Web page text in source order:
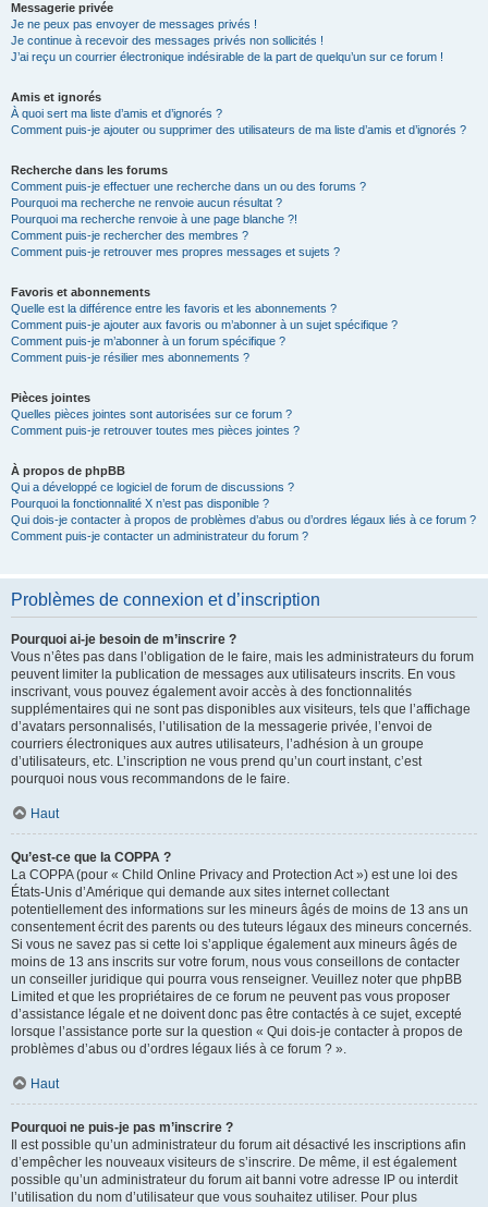
Messagerie privée
Je ne peux pas envoyer de messages privés !
Je continue à recevoir des messages privés non sollicités !
J’ai reçu un courrier électronique indésirable de la part de quelqu’un sur ce forum !
Amis et ignorés
À quoi sert ma liste d’amis et d’ignorés ?
Comment puis-je ajouter ou supprimer des utilisateurs de ma liste d’amis et d’ignorés ?
Recherche dans les forums
Comment puis-je effectuer une recherche dans un ou des forums ?
Pourquoi ma recherche ne renvoie aucun résultat ?
Pourquoi ma recherche renvoie à une page blanche ?!
Comment puis-je rechercher des membres ?
Comment puis-je retrouver mes propres messages et sujets ?
Favoris et abonnements
Quelle est la différence entre les favoris et les abonnements ?
Comment puis-je ajouter aux favoris ou m’abonner à un sujet spécifique ?
Comment puis-je m’abonner à un forum spécifique ?
Comment puis-je résilier mes abonnements ?
Pièces jointes
Quelles pièces jointes sont autorisées sur ce forum ?
Comment puis-je retrouver toutes mes pièces jointes ?
À propos de phpBB
Qui a développé ce logiciel de forum de discussions ?
Pourquoi la fonctionnalité X n’est pas disponible ?
Qui dois-je contacter à propos de problèmes d’abus ou d’ordres légaux liés à ce forum ?
Comment puis-je contacter un administrateur du forum ?
Problèmes de connexion et d’inscription
Pourquoi ai-je besoin de m’inscrire ?
Vous n’êtes pas dans l’obligation de le faire, mais les administrateurs du forum
peuvent limiter la publication de messages aux utilisateurs inscrits. En vous
inscrivant, vous pouvez également avoir accès à des fonctionnalités
supplémentaires qui ne sont pas disponibles aux visiteurs, tels que l’affichage
d’avatars personnalisés, l’utilisation de la messagerie privée, l’envoi de
courriers électroniques aux autres utilisateurs, l’adhésion à un groupe
d’utilisateurs, etc. L’inscription ne vous prend qu’un court instant, c’est
pourquoi nous vous recommandons de le faire.
Haut
Qu’est-ce que la COPPA ?
La COPPA (pour « Child Online Privacy and Protection Act ») est une loi des
États-Unis d’Amérique qui demande aux sites internet collectant
potentiellement des informations sur les mineurs âgés de moins de 13 ans un
consentement écrit des parents ou des tuteurs légaux des mineurs concernés.
Si vous ne savez pas si cette loi s’applique également aux mineurs âgés de
moins de 13 ans inscrits sur votre forum, nous vous conseillons de contacter
un conseiller juridique qui pourra vous renseigner. Veuillez noter que phpBB
Limited et que les propriétaires de ce forum ne peuvent pas vous proposer
d’assistance légale et ne doivent donc pas être contactés à ce sujet, excepté
lorsque l’assistance porte sur la question « Qui dois-je contacter à propos de
problèmes d’abus ou d’ordres légaux liés à ce forum ? ».
Haut
Pourquoi ne puis-je pas m’inscrire ?
Il est possible qu’un administrateur du forum ait désactivé les inscriptions afin
d’empêcher les nouveaux visiteurs de s’inscrire. De même, il est également
possible qu’un administrateur du forum ait banni votre adresse IP ou interdit
l’utilisation du nom d’utilisateur que vous souhaitez utiliser. Pour plus